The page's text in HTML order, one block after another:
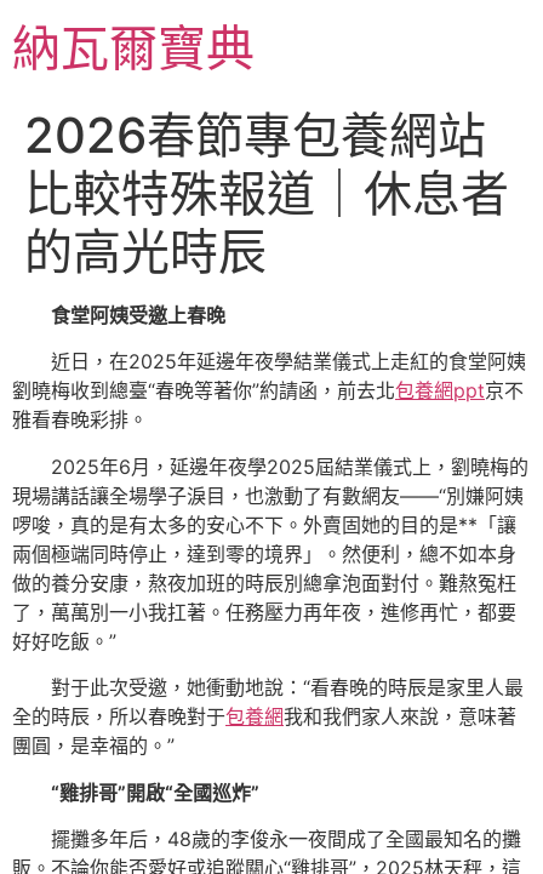
至
主納瓦爾寶典
2026春節專包養網站
比較特殊報道｜休息者
的高光時辰
食堂阿姨受邀上春晚
近日，在2025年延邊年夜學結業儀式上走紅的食堂阿姨
劉曉梅收到總臺“春晚等著你”約請函，前去北包養網ppt京不
雅看春晚彩排。
2025年6月，延邊年夜學2025屆結業儀式上，劉曉梅的
現場講話讓全場學子淚目，也激動了有數網友——“別嫌阿姨
啰唆，真的是有太多的安心不下。外賣固她的目的是**「讓
兩個極端同時停止，達到零的境界」。然便利，總不如本身
做的養分安康，熬夜加班的時辰別總拿泡面對付。難熬冤枉
了，萬萬別一小我扛著。任務壓力再年夜，進修再忙，都要
好好吃飯。”
對于此次受邀，她衝動地說：“看春晚的時辰是家里人最
全的時辰，所以春晚對于包養網我和我們家人來說，意味著
團圓，是幸福的。”
“雞排哥”開啟“全國巡炸”
擺攤多年后，48歲的李俊永一夜間成了全國最知名的攤
販。不論你能否愛好或追蹤關心“雞排哥”，2025林天秤，這